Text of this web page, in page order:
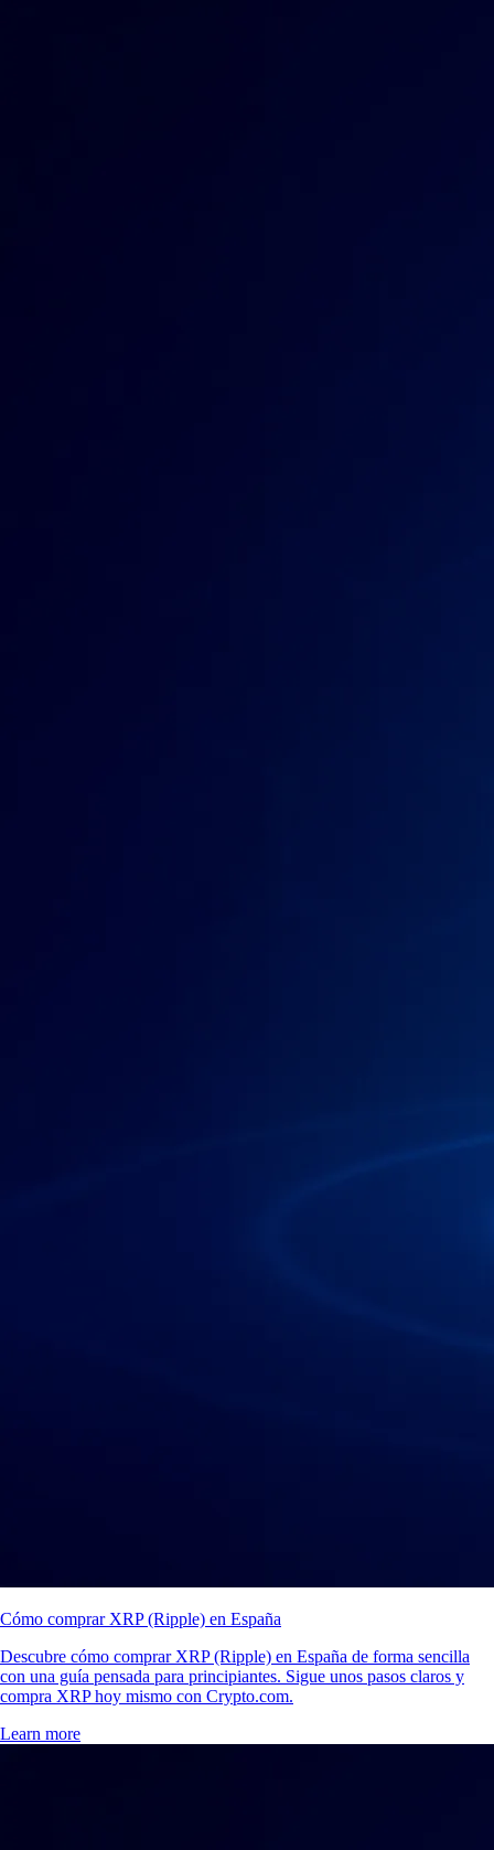
Cómo comprar XRP (Ripple) en España
Descubre cómo comprar XRP (Ripple) en España de forma sencilla
con una guía pensada para principiantes. Sigue unos pasos claros y
compra XRP hoy mismo con Crypto.com.
Learn more